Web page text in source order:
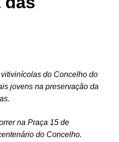
do Concelho do
jovens na preservação da
na Praça 15 de
do Concelho.